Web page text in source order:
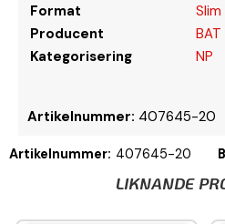
Format
Slim
Producent
BAT
Kategorisering
NP
Artikelnummer: 407645-20
Artikelnummer: 407645-20
LIKNANDE